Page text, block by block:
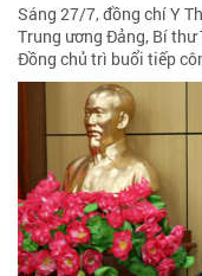
Sáng 27/7, đồng chí Y
Trung ương Đảng, Bí
Đồng chủ trì buổi tiếp